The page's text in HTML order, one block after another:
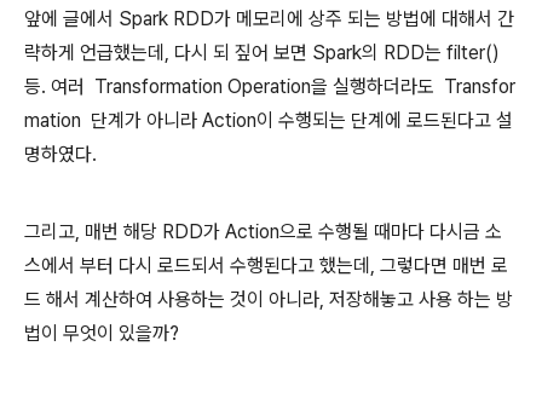
앞에 글에서 Spark RDD가 메모리에 상주 되는 방법에 대해서 간
략하게 언급했는데, 다시 되 짚어 보면 Spark의 RDD는 filter()
등. 여러 Transformation Operation을 실행하더라도 Transfor
mation 단계가 아니라 Action이 수행되는 단계에 로드된다고 설
명하였다.
그리고, 매번 해당 RDD가 Action으로 수행될 때마다 다시금 소
스에서 부터 다시 로드되서 수행된다고 했는데, 그렇다면 매번 로
드 해서 계산하여 사용하는 것이 아니라, 저장해놓고 사용 하는 방
법이 무엇이 있을까?